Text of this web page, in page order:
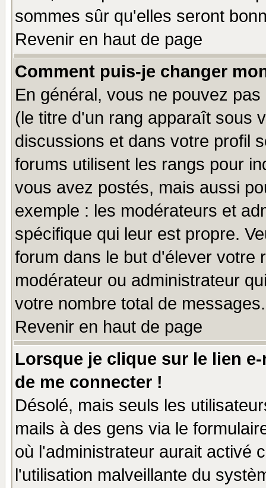
sommes sûr qu'elles seront
Revenir en haut de page
Comment puis-je changer
En général, vous ne pouvez
(le titre d'un rang apparaît sous
discussions et dans votre profil
forums utilisent les rangs pour
vous avez postés, mais aussi
exemple : les modérateurs et
spécifique qui leur est propre.
forum dans le but d'élever votre
modérateur ou administrateur
votre nombre total de messages.
Revenir en haut de page
Lorsque je clique sur le lien
de me connecter !
Désolé, mais seuls les
mails à des gens via le
où l'administrateur aurait activé
l'utilisation malveillante du